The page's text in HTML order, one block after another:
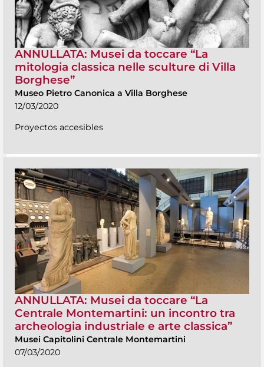
ANNULLATA: Musei da toccare “La
mitologia classica nelle sculture di Villa
Borghese”
Museo Pietro Canonica a Villa Borghese
12/03/2020
Proyectos accesibles
ANNULLATA: Musei da toccare “La
Centrale Montemartini: un incontro tra
archeologia industriale e arte classica”
Musei Capitolini Centrale Montemartini
07/03/2020